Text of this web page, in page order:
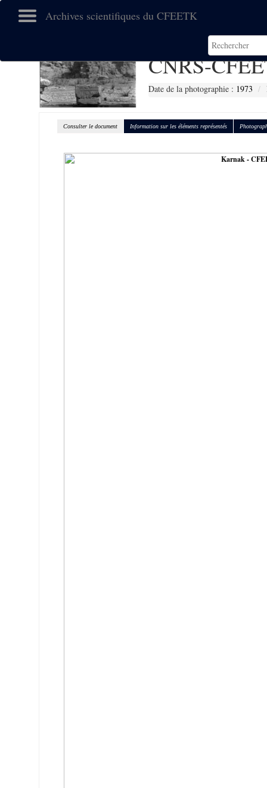
Archives scientifiques du CFEETK
CNRS-
Date de la photographie : 1973
Consulter le document Information sur les éléments représentés